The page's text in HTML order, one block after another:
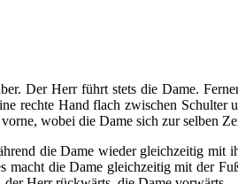
Der Herr führt stets die Dame.
rechte Hand flach zwischen
wobei die Dame sich zur selben
die Dame wieder gleichzeitig
die Dame gleichzeitig mit der